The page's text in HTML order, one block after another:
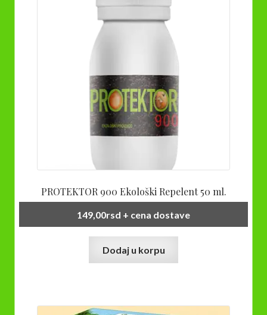
PROTEKTOR 900 Ekološki Repelent 50 ml.
149,00rsd + cena dostave
Dodaj u korpu